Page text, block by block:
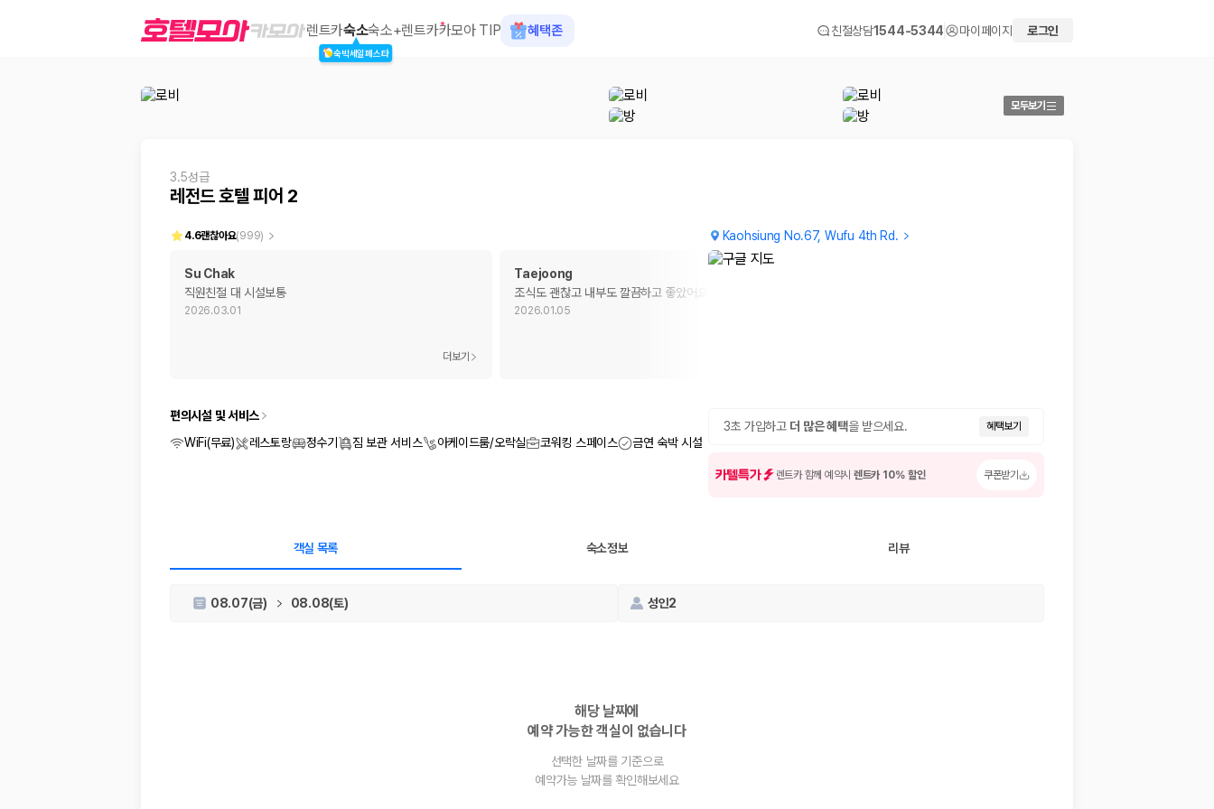
레전드 호텔 피어 2
제주렌트카 가격비교는 카모아에서 한 번에
경차, 소형, 준중형, 중형, SUV, 승합차 등 여행 인원에 맞는 차종별 가격을 비교합니다.
일반자차, 완전자차, 슈퍼자차의 면책금과 보상 한도를 비교합니다.
제주공항 인수 조건 비교:셔틀 이동, 인수 위치, 반납 편의성을 함께 확인합니다.
1. 단순 최저가가 아니라 실제 결제 조건을 비교하세요
제주렌트카 최저가는 차량 기본요금만으로 판단하기 어렵습니다. 보험 포함 여부, 면책금, 보상 한도, 옵션 비용, 취소 수수료를 함께 확인해야 실제로 저렴한 차량을 고를 수 있습니다.
렌트카숙소
숙박세일페스타
숙소+렌트카카모아 TIP 혜택존 친절상담1544-5344 마이페이지 로그인
모두보기
3.5성급
레전드 호텔 피어 2
Kaohsiung No.67, Wufu 4th Rd.
4.6괜찮아요(999)
Su Chak
직원친절 대 시설보통
2026.03.01
더보기
Taejoong
조식도 괜찮고 내부도 깔끔하고 좋았어요
2026.01.05
3초 가입하고 더 많은 혜택을 받으세요. 혜택보기
카텔특가 렌트카 함께 예약시 렌트카 10% 할인 쿠폰받기
편의시설 및 서비스
WiFi(무료)
레스토랑 정수기 짐 보관 서비스 아케이드룸/오락실 코워킹 스페이스 금연 숙박 시설
객실 목록 숙소정보 리뷰
08.07(금) 08.08(토) 성인2
해당 날짜에
예약 가능한 객실이 없습니다
선택한 날짜를 기준으로
예약가능 날짜를 확인해보세요